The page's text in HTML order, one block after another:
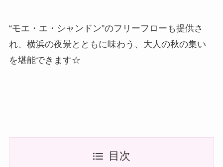
“モエ・エ・シャンドン”のフリーフローも提供さ
れ、横浜の夜景とともに味わう、大人の秋の集い
を堪能できます☆
目次